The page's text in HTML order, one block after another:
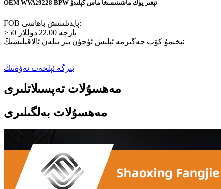
OEM WVA29228 BPW ئېغىر يۈك ماشىنىسىغا ماس كېلىدۇ
FOB پايدىلىنىش باھاسى:
≥50 پارچە 22.00 دوللار
تېخىمۇ كۆپ چەگىرمە ئېلىش ئۈچۈن بىز بىلەن ئالاقىلىشىڭ
بىزگە ئېلخەت ئەۋەتىڭ
مەھسۇلات تەپسىلاتلىرى
مەھسۇلات بەلگىلىرى